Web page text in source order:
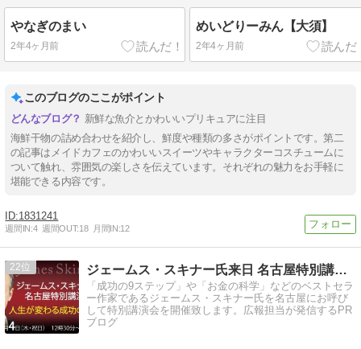
やなぎのまい
2年4ヶ月前
めいどりーみん【大須】
2年4ヶ月前
このブログのここがポイント
新鮮な魚介とかわいいプリキュアに注目
海鮮干物の詰め合わせを紹介し、鮮度や種類の多さがポイントです。第二
の記事はメイドカフェのかわいいスイーツやキャラクターコスチュームに
ついて触れ、雰囲気の楽しさを伝えています。それぞれの魅力をお手軽に
堪能できる内容です。
1831241
週間IN:4 週間OUT:18 月間IN:12
22 ジェームス・スキナー氏来日 名古屋特別講演会ブログ！
「成功の9ステップ」や「お金の科学」などのベストセラ
ー作家であるジェームス・スキナー氏を名古屋にお呼び
して特別講演会を開催致します。広報担当が発信するPR
ブログ